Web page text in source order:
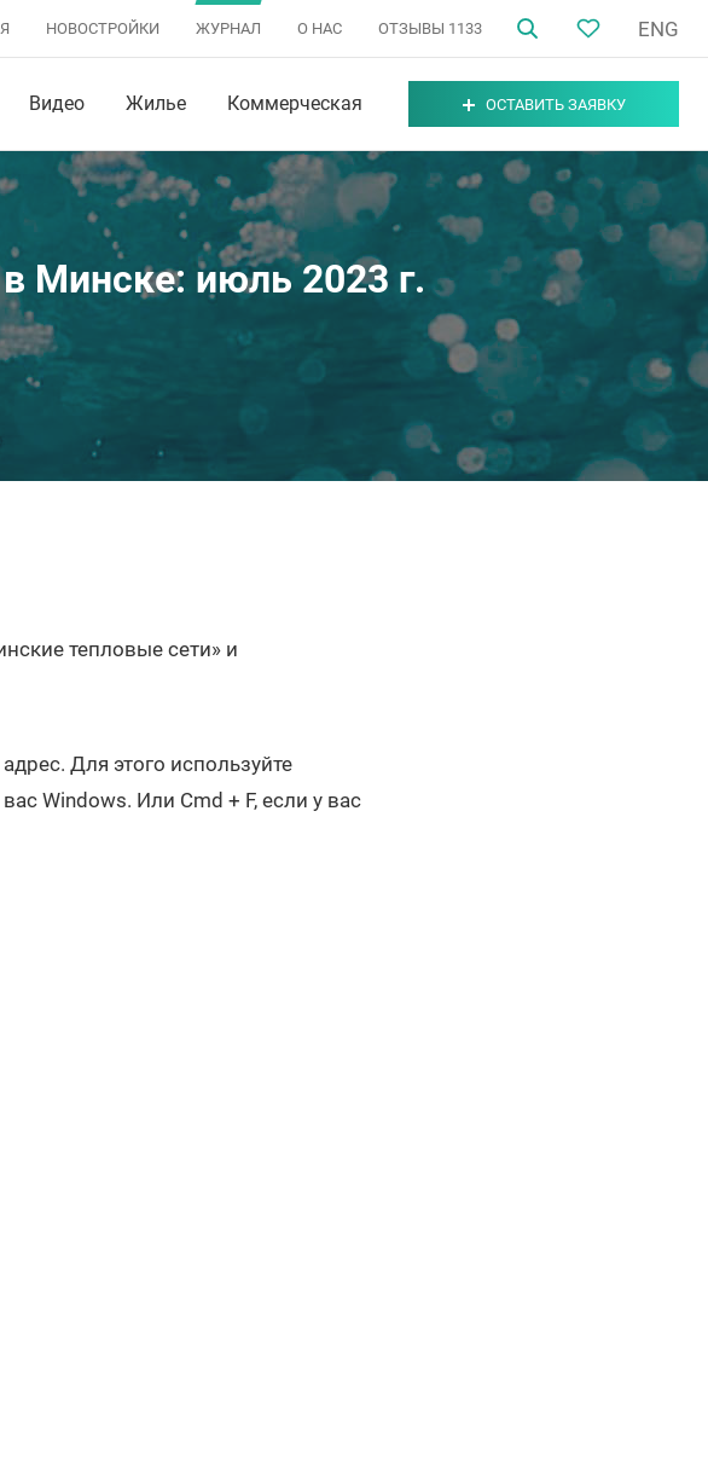
НОВОСТРОЙКИ ЖУРНАЛ О НАС ОТЗЫВЫ 1133 ENG
Видео Жилье Коммерческая ОСТАВИТЬ ЗАЯВКУ
Минске: июль 2023 г.
тепловые сети» и
Для этого используйте
Windows. Или Cmd + F, если у вас